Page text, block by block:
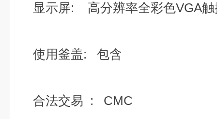
显示屏: 高分辨率全彩色VGA触
使用釜盖: 包含
合法交易 : CMC